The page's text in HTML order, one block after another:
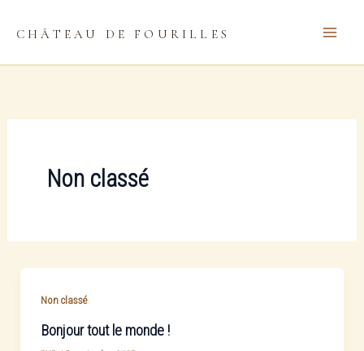
CHÂTEAU DE FOURILLES
Non classé
Non classé
Bonjour tout le monde !